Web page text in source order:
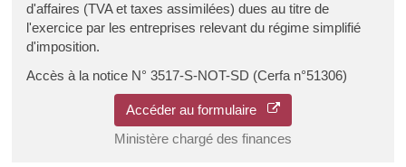
d'affaires (TVA et taxes assimilées) dues au titre de
l'exercice par les entreprises relevant du régime simplifié
d'imposition.
Accès à la notice N° 3517-S-NOT-SD (Cerfa n°51306)
Accéder au formulaire
Ministère chargé des finances